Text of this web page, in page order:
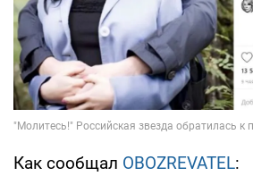
Как сообщал OBOZREVATEL: